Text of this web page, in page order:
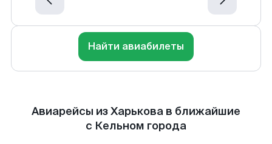
Найти авиабилеты
Авиарейсы из Харькова в ближайшие
с Кельном города